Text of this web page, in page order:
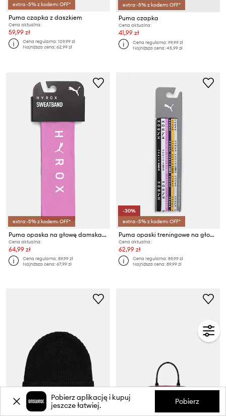
extra -5% z kodem: OFF*
Puma czapka z daszkiem
Cena aktualna:
59,99 zł
Cena regularna:109,99 zł
Najniższa cena:62,99 zł
extra -5% z kodem: OFF*
Puma czapka
Cena aktualna:
41,99 zł
Cena regularna:99,99 zł
Najniższa cena:45,99 zł
extra -5% z kodem: OFF*
Puma opaska na głowę damska Sweatband HYROX
Cena aktualna:
64,99 zł
Cena regularna:89,99 zł
Najniższa cena:67,99 zł
-30%
extra -5% z kodem: OFF*
Puma opaski treningowe na głowę Hairbands HYROX 6-pack
Cena aktualna:
62,99 zł
Cena regularna:89,99 zł
Najniższa cena:89,99 zł
Pobierz aplikację i kupuj
jeszcze łatwiej.
Pobierz